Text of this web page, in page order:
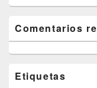
Comentarios
Etiquetas